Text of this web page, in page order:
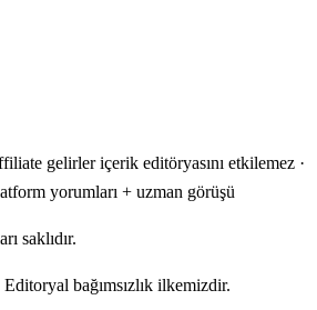
gelirler içerik editöryasını etkilemez ·
yorumları + uzman görüşü
saklıdır.
Editoryal bağımsızlık ilkemizdir.